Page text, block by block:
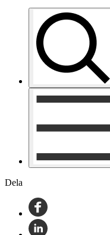
Dela